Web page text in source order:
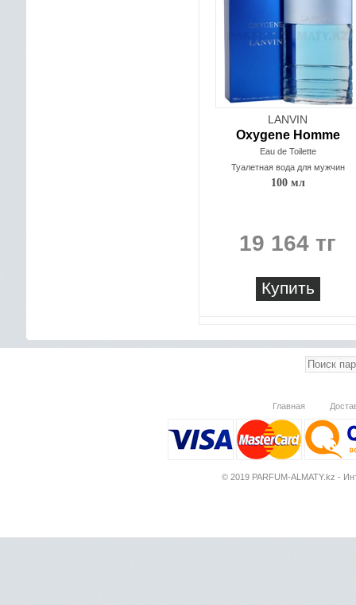
LANVIN
Oxygene Homme
Eau de Toilette
Туалетная вода для мужчин
100 мл
19 164 тг
Купить
Главная
© 2019 PARFUM-ALMATY.kz -